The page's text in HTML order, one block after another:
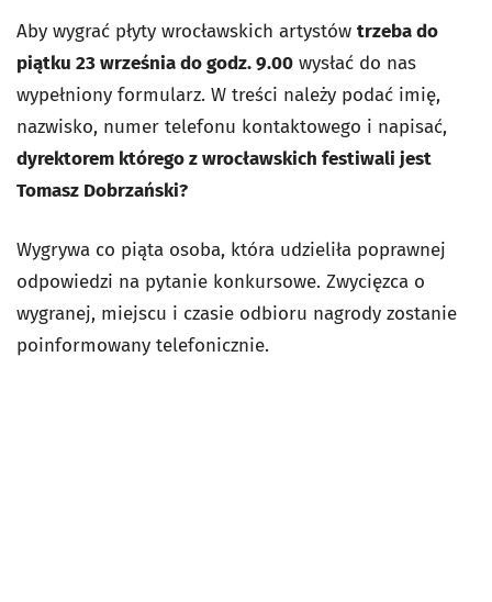
Aby wygrać płyty wrocławskich artystów trzeba do
piątku 23 września do godz. 9.00 wysłać do nas
wypełniony formularz. W treści należy podać imię,
nazwisko, numer telefonu kontaktowego i napisać,
dyrektorem którego z wrocławskich festiwali jest
Tomasz Dobrzański?
Wygrywa co piąta osoba, która udzieliła poprawnej
odpowiedzi na pytanie konkursowe. Zwycięzca o
wygranej, miejscu i czasie odbioru nagrody zostanie
poinformowany telefonicznie.